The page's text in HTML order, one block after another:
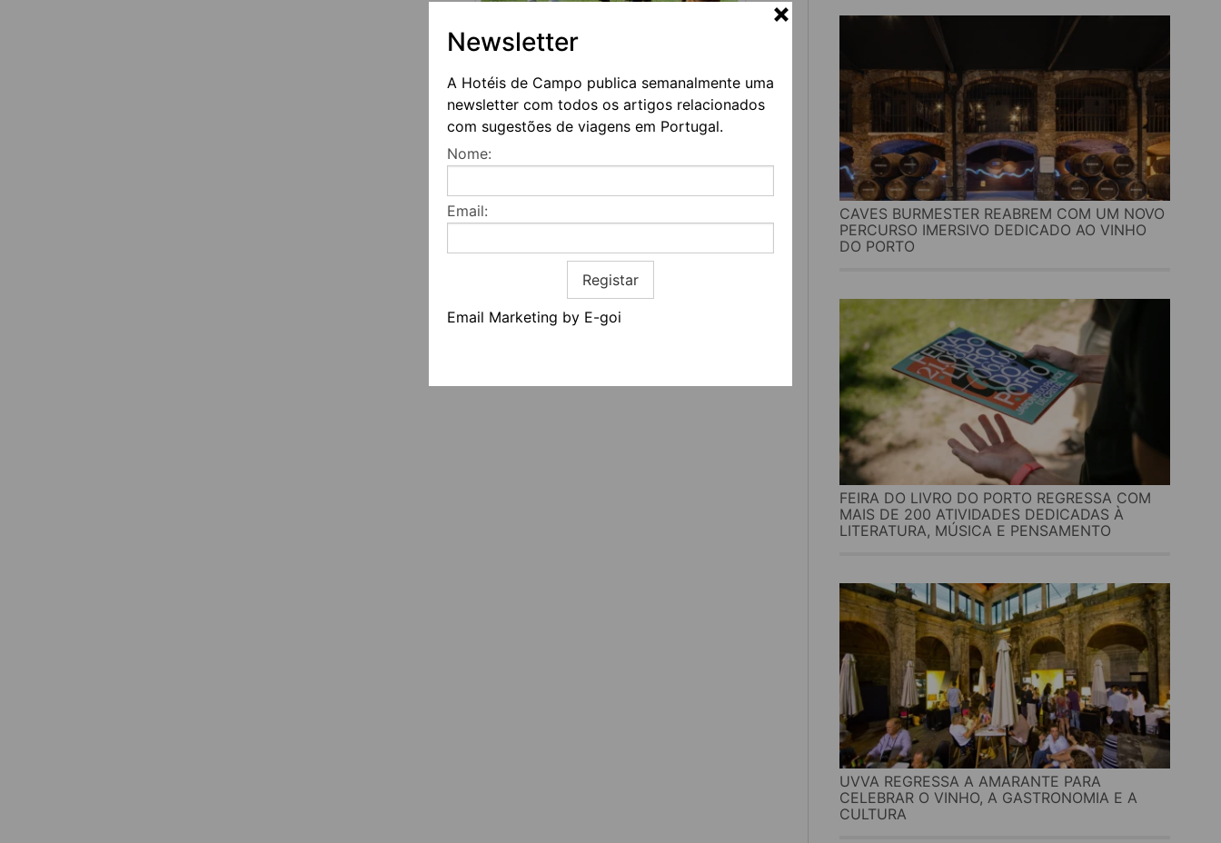
Newsletter
A Hotéis de Campo publica semanalmente uma
newsletter com todos os artigos relacionados
com sugestões de viagens em Portugal.
Nome:
Email:
Registar
Email Marketing by E-goi
CAVES BURMESTER REABREM COM UM NOVO
PERCURSO IMERSIVO DEDICADO AO VINHO
DO PORTO
FEIRA DO LIVRO DO PORTO REGRESSA COM
MAIS DE 200 ATIVIDADES DEDICADAS À
LITERATURA, MÚSICA E PENSAMENTO
UVVA REGRESSA A AMARANTE PARA
CELEBRAR O VINHO, A GASTRONOMIA E A
CULTURA
REDES SOCIAIS
Quem somos
Termos e condições
Informação geral